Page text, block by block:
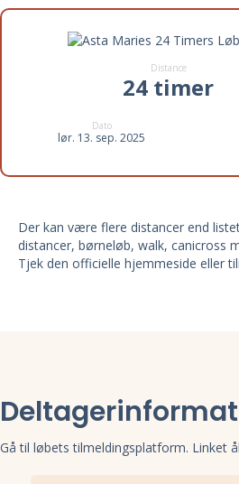
Distance
24 timer
Dato
lør. 13. sep. 2025
Der kan være flere distancer end
distancer, børneløb, walk, canicross
Tjek den officielle hjemmeside eller
Gå til løbets tilmeldingsplatform. Linket